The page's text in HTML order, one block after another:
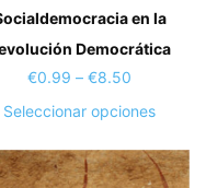
en la
Democrática
€0.99 – €8.50
through
€8.50
Seleccionar opcionesEste
tiene